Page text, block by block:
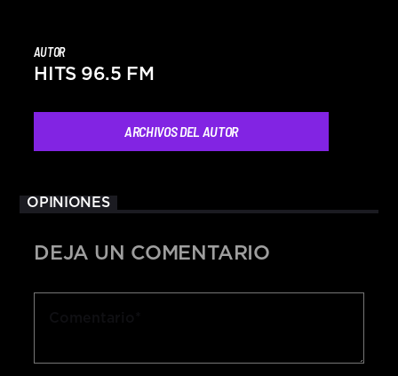
AUTOR
HITS 96.5 FM
ARCHIVOS DEL AUTOR
OPINIONES
DEJA UN COMENTARIO